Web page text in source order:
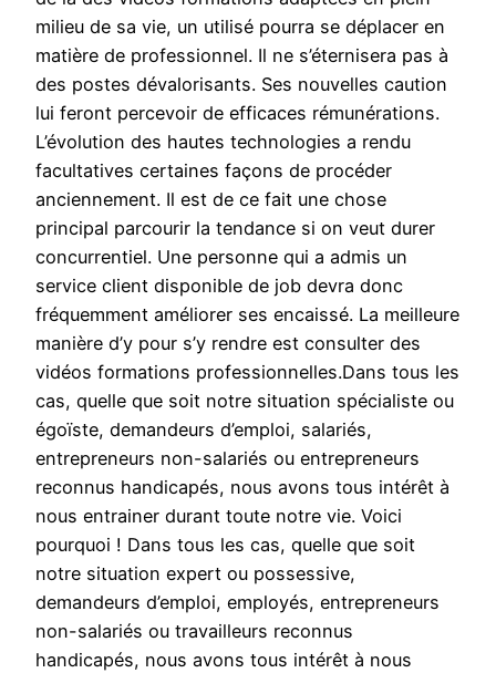
milieu de sa vie, un utilisé pourra se déplacer en
matière de professionnel. Il ne s’éternisera pas à
des postes dévalorisants. Ses nouvelles caution
lui feront percevoir de efficaces rémunérations.
L’évolution des hautes technologies a rendu
facultatives certaines façons de procéder
anciennement. Il est de ce fait une chose
principal parcourir la tendance si on veut durer
concurrentiel. Une personne qui a admis un
service client disponible de job devra donc
fréquemment améliorer ses encaissé. La meilleure
manière d’y pour s’y rendre est consulter des
vidéos formations professionnelles.Dans tous les
cas, quelle que soit notre situation spécialiste ou
égoïste, demandeurs d’emploi, salariés,
entrepreneurs non-salariés ou entrepreneurs
reconnus handicapés, nous avons tous intérêt à
nous entrainer durant toute notre vie. Voici
pourquoi ! Dans tous les cas, quelle que soit
notre situation expert ou possessive,
demandeurs d’emploi, employés, entrepreneurs
non-salariés ou travailleurs reconnus
handicapés, nous avons tous intérêt à nous